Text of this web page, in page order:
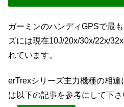
ガーミンのハンディGPSで最
ズには現在10J/20x/30x/22x/
れています。
erTrexシリーズ主力機種の相違
は以下の記事を参考にして下さ